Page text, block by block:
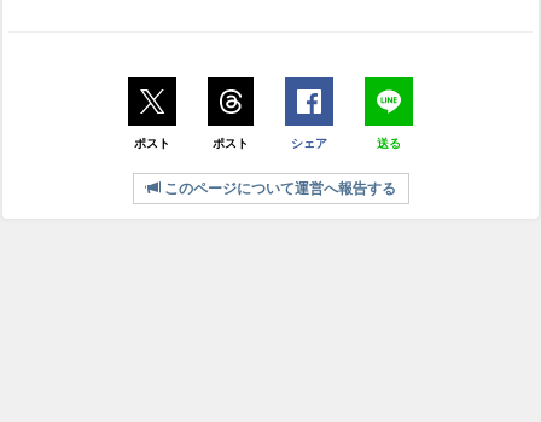
ポスト ポスト シェア 送る
このページについて運営へ報告する